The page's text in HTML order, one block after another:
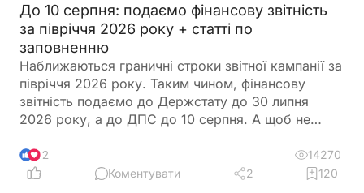
До 10 серпня: подаємо фінансову звітність
за півріччя 2026 року + статті по
заповненню
Наближаються граничні строки звітної кампанії за
півріччя 2026 року. Таким чином, фінансову
звітність подаємо до Держстату до 30 липня
2026 року, а до ДПС до 10 серпня. А щоб не
одному місці
12
14270
Коментувати
2 120